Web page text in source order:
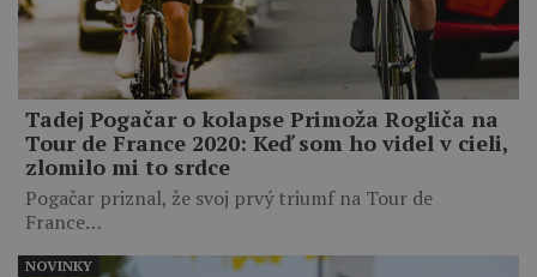
Tadej Pogačar o kolapse Primoža Rogliča na
Tour de France 2020: Keď som ho videl v cieli,
zlomilo mi to srdce
Pogačar priznal, že svoj prvý triumf na Tour de
France…
NOVINKY